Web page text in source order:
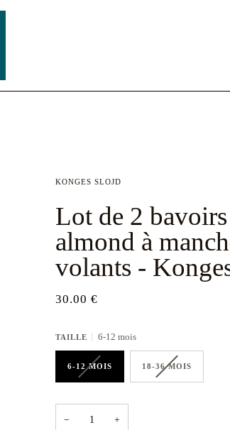
KONGES SLOJD
Lot de 2
almond à
volants -
30.00 €
TAILLE 6-12 mois
6-12 MOIS 18-36 MOIS
− +